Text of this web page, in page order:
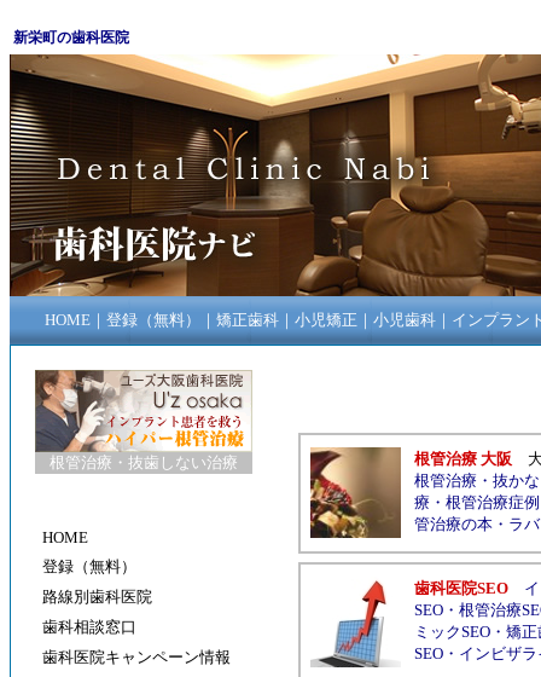
新栄町の歯科医院
HOME｜ 登録（無料） ｜ 矯正歯科｜ 小児矯正 ｜ 小児歯科｜ インプラン
根管治療 ・ 抜歯しない治療
HOME
登録（無料）
路線別歯科医院
歯科相談窓口
歯科医院キャンペーン情報
根管治療 大阪
根管治療・ 抜か
療・ 根管治療症例
管治療の本・ ラ
歯科医院SEO
SEO・ 根管治療
ミックSEO・ 矯正
SEO・ インビザラ